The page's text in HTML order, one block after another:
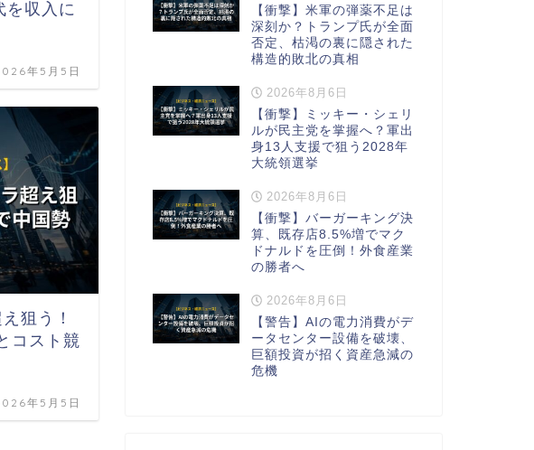
を収入に
年5月5日
狙う！
コスト競
年5月5日
【衝撃】米軍の弾薬不足は
深刻か？トランプ氏が全面
否定、枯渇の裏に隠された
構造的敗北の真相
2026年8月6日
【衝撃】ミッキー・シェリ
ルが民主党を掌握へ？軍出
身13人支援で狙う2028年
大統領選挙
2026年8月6日
【衝撃】バーガーキング決
算、既存店8.5%増でマク
ドナルドを圧倒！外食産業
の勝者へ
2026年8月6日
【警告】AIの電力消費がデ
ータセンター設備を破壊、
巨額投資が招く資産急減の
危機